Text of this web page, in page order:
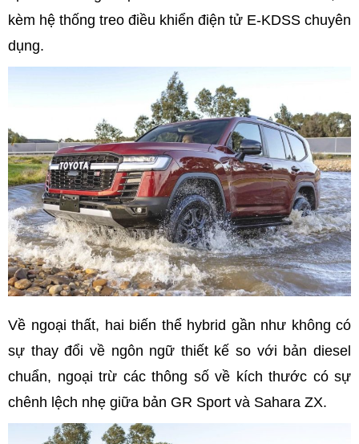
kèm hệ thống treo điều khiển điện tử E-KDSS chuyên
dụng.
Về ngoại thất, hai biến thể hybrid gần như không có
sự thay đổi về ngôn ngữ thiết kế so với bản diesel
chuẩn, ngoại trừ các thông số về kích thước có sự
chênh lệch nhẹ giữa bản GR Sport và Sahara ZX.